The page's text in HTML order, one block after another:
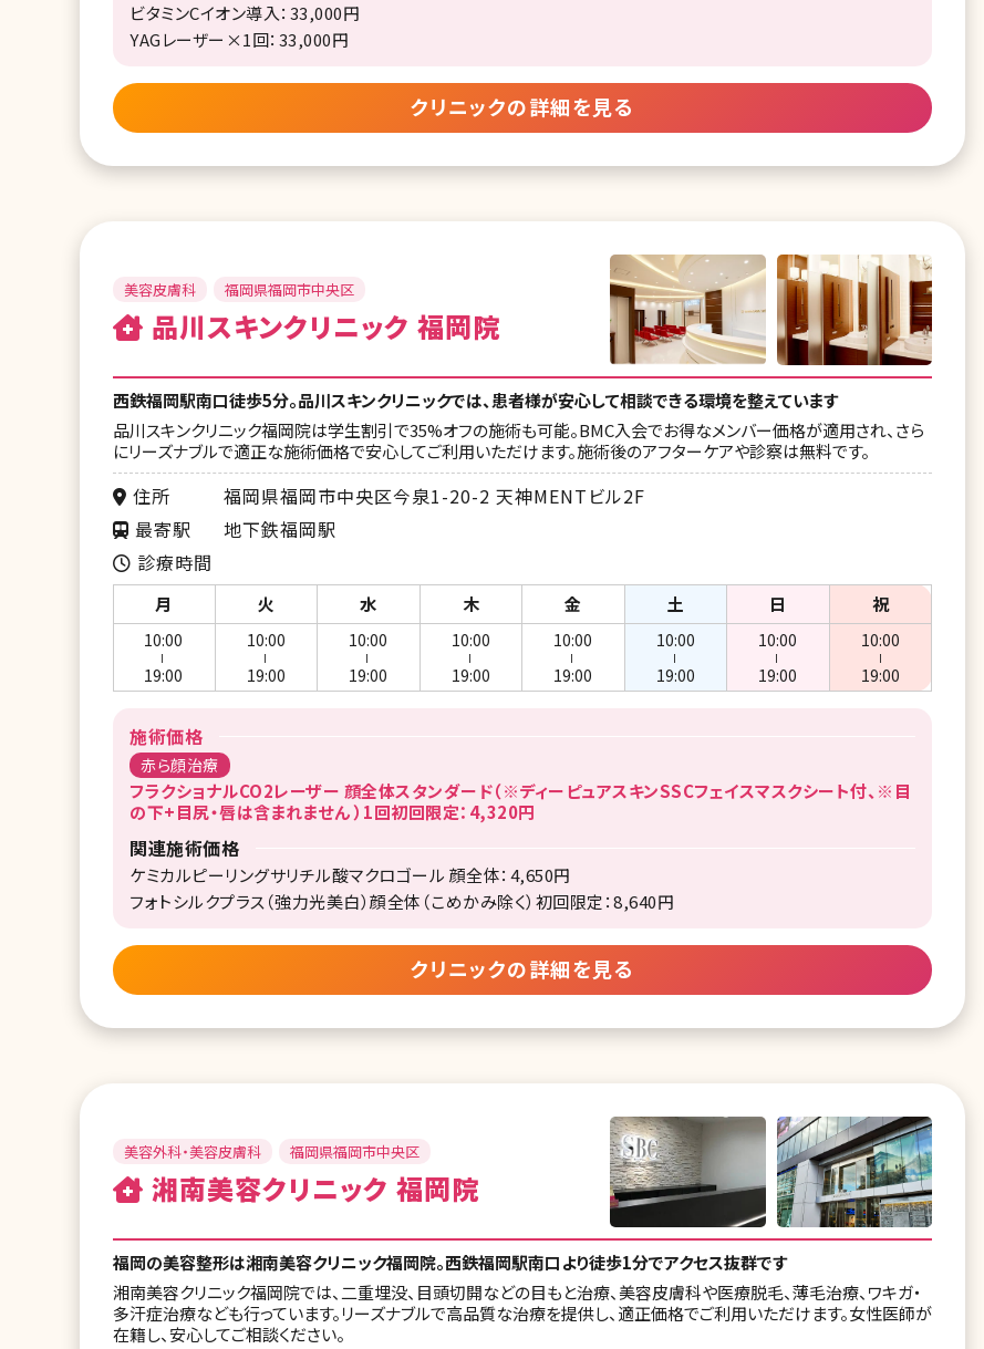
ビタミンCイオン導入：33,000円
YAGレーザー×1回：33,000円
クリニックの詳細を見る
美容皮膚科 福岡県福岡市中央区
品川スキンクリニック 福岡院
西鉄福岡駅南口徒歩5分。品川スキンクリニックでは、患者様が安心して相談できる環境を整えています
品川スキンクリニック福岡院は学生割引で35%オフの施術も可能。BMC入会でお得なメンバー価格が適用され、さら
にリーズナブルで適正な施術価格で安心してご利用いただけます。施術後のアフターケアや診察は無料です。
住所
福岡県福岡市中央区今泉1-20-2 天神MENTビル2F
最寄駅
地下鉄福岡駅
診療時間
月 火 水 木 金 土 日 祝
10:00
19:00
10:00
19:00
10:00
19:00
10:00
19:00
10:00
19:00
10:00
19:00
10:00
19:00
10:00
19:00
施術価格
赤ら顔治療
フラクショナルCO2レーザー 顔全体スタンダード（※ディーピュアスキンSSCフェイスマスクシート付、※目
の下+目尻・唇は含まれません ）1回初回限定：4,320円
関連施術価格
ケミカルピーリングサリチル酸マクロゴール 顔全体：4,650円
フォトシルクプラス（強力光美白）顔全体（こめかみ除く）初回限定：8,640円
クリニックの詳細を見る
美容外科・美容皮膚科 福岡県福岡市中央区
湘南美容クリニック 福岡院
福岡の美容整形は湘南美容クリニック福岡院。西鉄福岡駅南口より徒歩1分でアクセス抜群です
湘南美容クリニック福岡院では、二重埋没、目頭切開などの目もと治療、美容皮膚科や医療脱毛、薄毛治療、ワキガ・
多汗症治療なども行っています。リーズナブルで高品質な治療を提供し、適正価格でご利用いただけます。女性医師が
在籍し、安心してご相談ください。